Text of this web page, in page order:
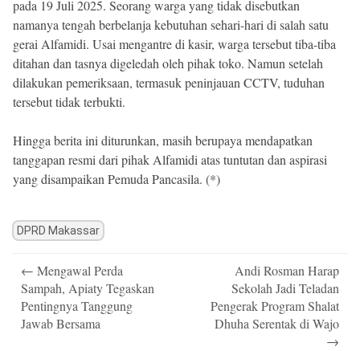
pada 19 Juli 2025. Seorang warga yang tidak disebutkan
namanya tengah berbelanja kebutuhan sehari-hari di salah satu
gerai Alfamidi. Usai mengantre di kasir, warga tersebut tiba-tiba
ditahan dan tasnya digeledah oleh pihak toko. Namun setelah
dilakukan pemeriksaan, termasuk peninjauan CCTV, tuduhan
tersebut tidak terbukti.
Hingga berita ini diturunkan, masih berupaya mendapatkan
tanggapan resmi dari pihak Alfamidi atas tuntutan dan aspirasi
yang disampaikan Pemuda Pancasila. (*)
DPRD Makassar
navigation
← Mengawal Perda
Sampah, Apiaty Tegaskan
Pentingnya Tanggung
Jawab Bersama
Andi Rosman Harap
Sekolah Jadi Teladan
Pengerak Program Shalat
Dhuha Serentak di Wajo
→